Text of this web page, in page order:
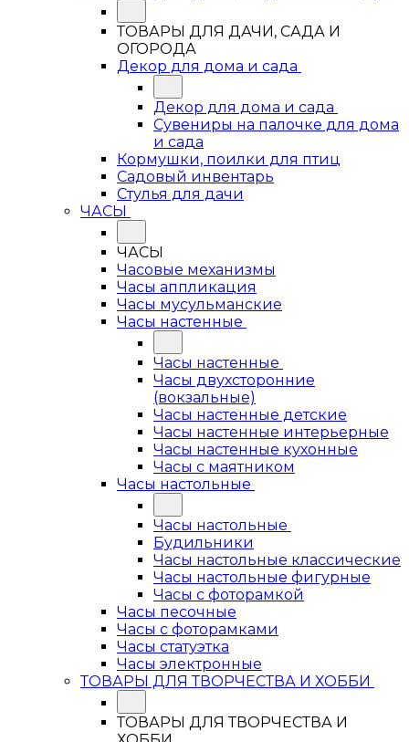
ТОВАРЫ ДЛЯ ДАЧИ, САДА И
ОГОРОДА
Декор для дома и сада
Декор для дома и сада
Сувениры на палочке для дома
и сада
Кормушки, поилки для птиц
Садовый инвентарь
Стулья для дачи
ЧАСЫ
ЧАСЫ
Часовые механизмы
Часы аппликация
Часы мусульманские
Часы настенные
Часы настенные
Часы двухсторонние
(вокзальные)
Часы настенные детские
Часы настенные интерьерные
Часы настенные кухонные
Часы с маятником
Часы настольные
Часы настольные
Будильники
Часы настольные классические
Часы настольные фигурные
Часы с фоторамкой
Часы песочные
Часы с фоторамками
Часы статуэтка
Часы электронные
ТОВАРЫ ДЛЯ ТВОРЧЕСТВА И ХОББИ
ТОВАРЫ ДЛЯ ТВОРЧЕСТВА И